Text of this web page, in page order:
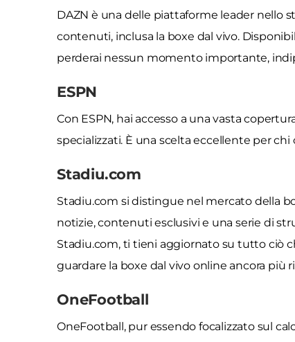
DAZN è una delle piattaforme leader nello
contenuti, inclusa la boxe dal vivo.
perderai nessun momento importante,
ESPN
Con ESPN, hai accesso a una vasta
specializzati. È una scelta eccellente per
Stadiu.com
Stadiu.com si distingue nel mercato della
notizie, contenuti esclusivi e una serie di
Stadiu.com, ti tieni aggiornato su tutto ciò
guardare la boxe dal vivo online ancora più
OneFootball
OneFootball, pur essendo focalizzato sul